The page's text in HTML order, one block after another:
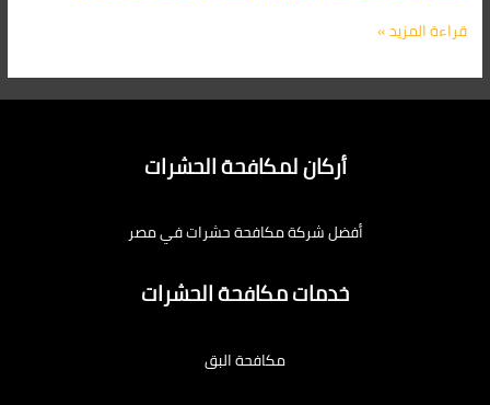
قراءة المزيد »
أركان لمكافحة الحشرات
أفضل شركة مكافحة حشرات في مصر
خدمات مكافحة الحشرات
مكافحة البق